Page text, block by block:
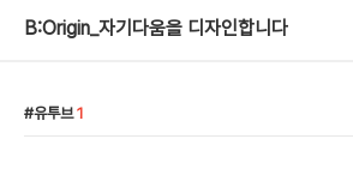
B:Origin_자기다움을 디자인합니다
유투브 1